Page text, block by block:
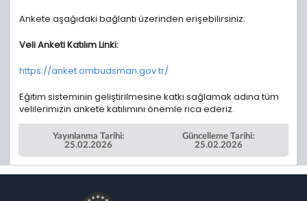
Ankete aşağıdaki bağlantı üzerinden erişebilirsiniz:
Veli Anketi Katılım Linki:
https://anket.ombudsman.gov.tr/
Eğitim sisteminin geliştirilmesine katkı sağlamak adına tüm
velilerimizin ankete katılımını önemle rica ederiz.
Yayınlanma Tarihi:
25.02.2026
Güncelleme Tarihi:
25.02.2026